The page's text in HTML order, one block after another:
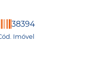
38394
Imóvel